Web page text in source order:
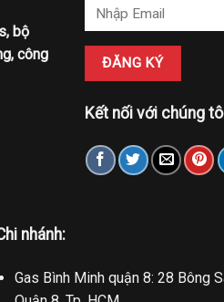
bộ
công
Kết nối với chúng
nhánh:
Gas Bình Minh quận 8: 28 Bông